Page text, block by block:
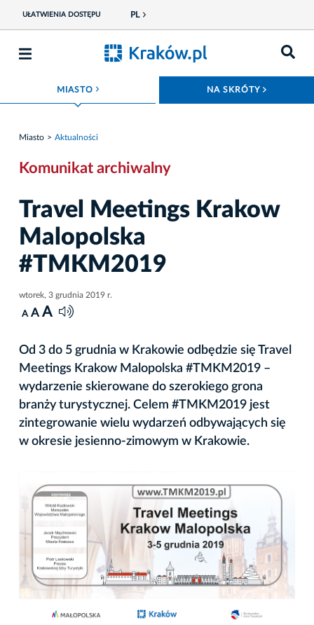
UŁATWIENIA DOSTĘPU PL
MIASTO ROZWIŃ MENU NA SKRÓTY
Miasto Aktualności
Komunikat archiwalny
Travel Meetings Krakow
Malopolska
#TMKM2019
wtorek, 3 grudnia 2019 r.
A A A
Od 3 do 5 grudnia w Krakowie odbędzie się Travel
Meetings Krakow Malopolska #TMKM2019 –
wydarzenie skierowane do szerokiego grona
branży turystycznej. Celem #TMKM2019 jest
zintegrowanie wielu wydarzeń odbywających się
w okresie jesienno-zimowym w Krakowie.